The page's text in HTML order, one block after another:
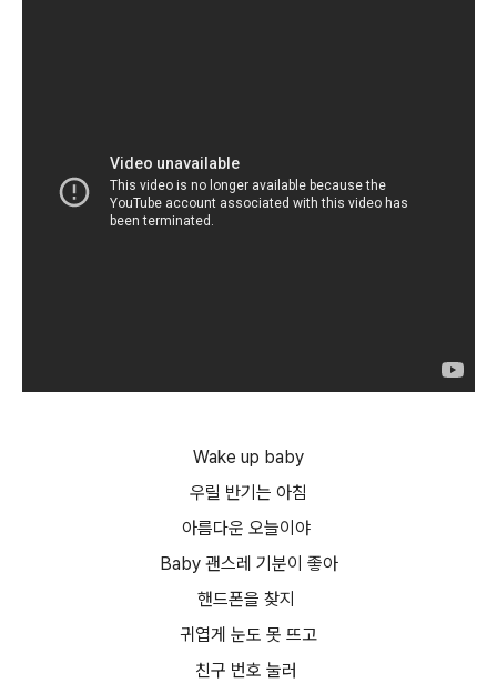
Wake up baby
우릴 반기는 아침
아름다운 오늘이야
Baby 괜스레 기분이 좋아
핸드폰을 찾지
귀엽게 눈도 못 뜨고
친구 번호 눌러